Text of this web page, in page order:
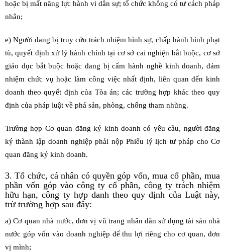
hoặc bị mất năng lực hành vi dân sự; tổ chức không có tư cách pháp
nhân;
e) Người đang bị truy cứu trách nhiệm hình sự, chấp hành hình phạt
tù, quyết định xử lý hành chính tại cơ sở cai nghiện bắt buộc, cơ sở
giáo dục bắt buộc hoặc đang bị cấm hành nghề kinh doanh, đảm
nhiệm chức vụ hoặc làm công việc nhất định, liên quan đến kinh
doanh theo quyết định của Tòa án; các trường hợp khác theo quy
định của pháp luật về phá sản, phòng, chống tham nhũng.
Trường hợp Cơ quan đăng ký kinh doanh có yêu cầu, người đăng
ký thành lập doanh nghiệp phải nộp Phiếu lý lịch tư pháp cho Cơ
quan đăng ký kinh doanh.
3. Tổ chức, cá nhân có quyền góp vốn, mua cổ phần, mua
phần vốn góp vào công ty cổ phần, công ty trách nhiệm
hữu hạn, công ty hợp danh theo quy định của Luật này,
trừ trường hợp sau đây:
a) Cơ quan nhà nước, đơn vị vũ trang nhân dân sử dụng tài sản nhà
nước góp vốn vào doanh nghiệp để thu lợi riêng cho cơ quan, đơn
vị mình;